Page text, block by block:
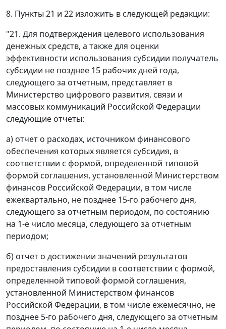
8. Пункты 21 и 22 изложить в следующей редакции:
"21. Для подтверждения целевого использования
денежных средств, а также для оценки
эффективности использования субсидии получатель
субсидии не позднее 15 рабочих дней года,
следующего за отчетным, представляет в
Министерство цифрового развития, связи и
массовых коммуникаций Российской Федерации
следующие отчеты:
а) отчет о расходах, источником финансового
обеспечения которых является субсидия, в
соответствии с формой, определенной типовой
формой соглашения, установленной Министерством
финансов Российской Федерации, в том числе
ежеквартально, не позднее 15-го рабочего дня,
следующего за отчетным периодом, по состоянию
на 1-е число месяца, следующего за отчетным
периодом;
б) отчет о достижении значений результатов
предоставления субсидии в соответствии с формой,
определенной типовой формой соглашения,
установленной Министерством финансов
Российской Федерации, в том числе ежемесячно, не
позднее 5-го рабочего дня, следующего за отчетным